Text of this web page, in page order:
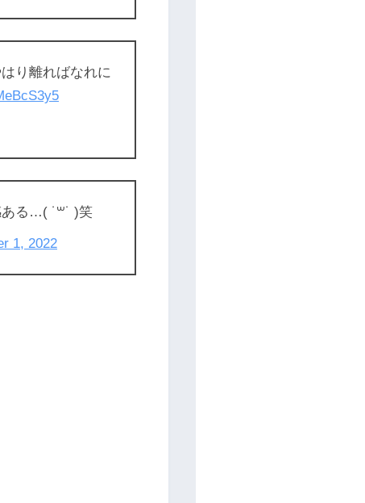
り離ればなれに
る…( ˙꒳˙ )笑
1, 2022